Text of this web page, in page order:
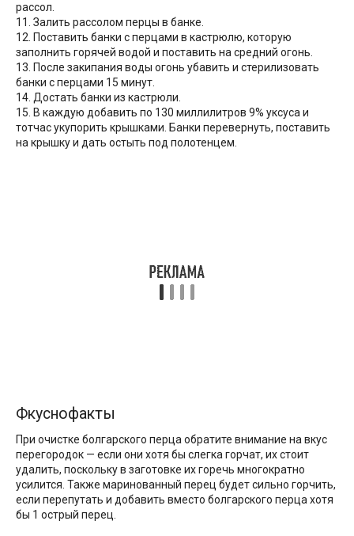
рассол.
11. Залить рассолом перцы в банке.
12. Поставить банки с перцами в кастрюлю, которую
заполнить горячей водой и поставить на средний огонь.
13. После закипания воды огонь убавить и стерилизовать
банки с перцами 15 минут.
14. Достать банки из кастрюли.
15. В каждую добавить по 130 миллилитров 9% уксуса и
тотчас укупорить крышками. Банки перевернуть, поставить
на крышку и дать остыть под полотенцем.
Фкуснофакты
При очистке болгарского перца обратите внимание на вкус
перегородок — если они хотя бы слегка горчат, их стоит
удалить, поскольку в заготовке их горечь многократно
усилится. Также маринованный перец будет сильно горчить,
если перепутать и добавить вместо болгарского перца хотя
бы 1 острый перец.